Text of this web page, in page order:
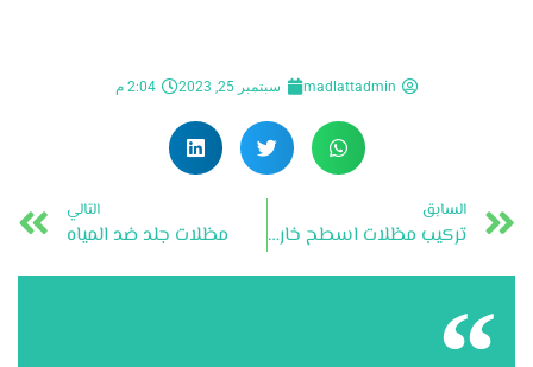
madlattadmin سبتمبر 25, 2023 2:04 م
السابق
تركيب مظلات اسطح خارجية
التالي
مظلات جلد ضد المياه